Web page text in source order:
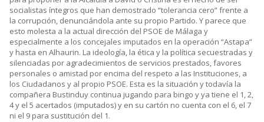
socialistas íntegros que han demostrado “tolerancia cero” frente a
la corrupción, denunciándola ante su propio Partido. Y parece que
esto molesta a la actual dirección del PSOE de Málaga y
especialmente a los concejales imputados en la operación “Astapa”
y hasta en Alhaurin. La ideología, la ética y la política secuestradas y
silenciadas por agradecimientos de servicios prestados, favores
personales o amistad por encima del respeto a las Instituciones, a
los Ciudadanos y al propio PSOE. Esta es la situación y todavía la
compañera Bustinduy continua jugando para bingo y ya tiene el 1, 2,
4 y el 5 acertados (imputados) y en su cartón no cuenta con el 6, el 7
ni el 9 para sustitución del 1.